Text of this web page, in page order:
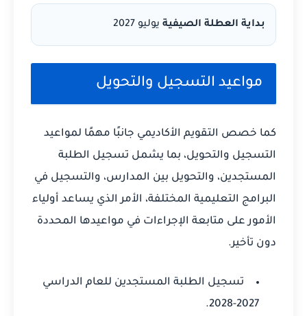
بداية العطلة الصيفية يوليو 2027
مواعيد التسجيل والتحويل
كما خصص التقويم الأكاديمي جانبًا مهمًا لمواعيد
التسجيل والتحويل، بما يشمل تسجيل الطلبة
المستجدين، والتحويل بين المدارس، والتسجيل في
البرامج التعليمية المختلفة، الأمر الذي يساعد أولياء
الأمور على متابعة الإجراءات في مواعيدها المحددة
دون تأخير.
تسجيل الطلبة المستجدين للعام الدراسي
2027-2028.